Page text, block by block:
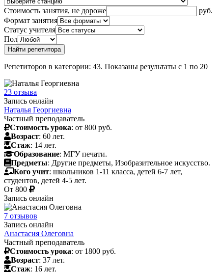
Стоимость занятия, не дороже
руб.
Формат занятия
Статус учителя
Пол
Репетиторов в категории: 43. Показаны результаты с 1 по 20
23 отзыва
Запись онлайн
Наталья Георгиевна
Частный преподаватель
Стоимость урока: от 800 руб.
Возраст: 60 лет.
Стаж: 14 лет.
Образование: МГУ печати.
Предметы: Другие предметы, Изобразительное искусство.
Кого учит: школьников 1-11 класса, детей 6-7 лет,
студентов, детей 4-5 лет.
От 800
Запись онлайн
7 отзывов
Запись онлайн
Анастасия Олеговна
Частный преподаватель
Стоимость урока: от 1800 руб.
Возраст: 37 лет.
Стаж: 16 лет.